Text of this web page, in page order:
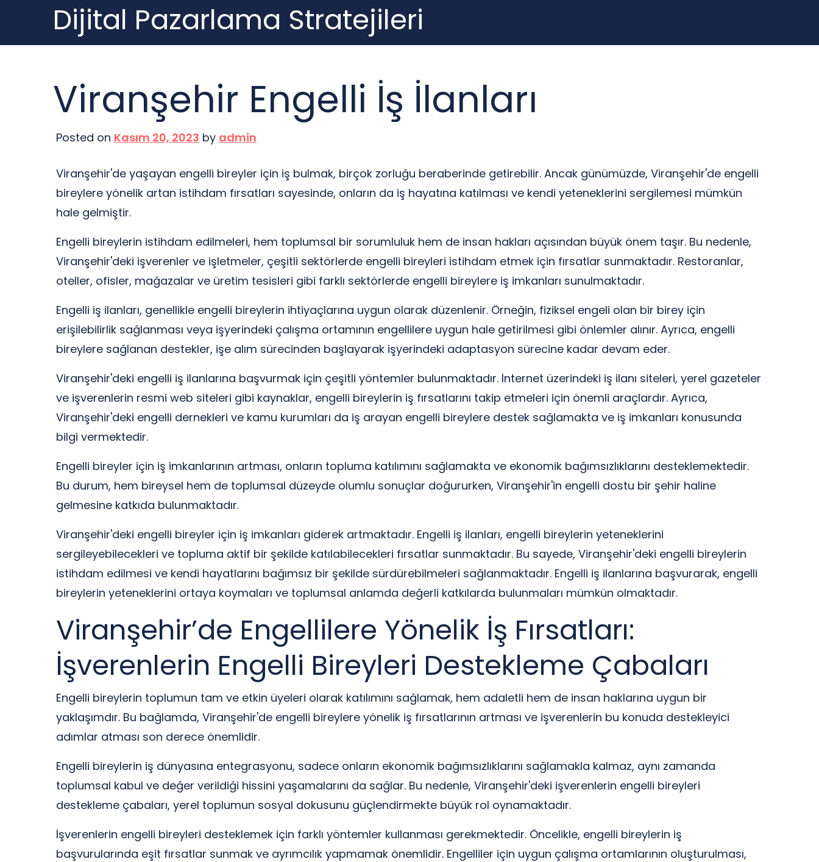
content
Dijital Pazarlama Stratejileri
Viranşehir Engelli İş İlanları
Posted on Kasım 20, 2023 by admin
Viranşehir'de yaşayan engelli bireyler için iş bulmak, birçok zorluğu beraberinde getirebilir. Ancak günümüzde, Viranşehir'de engelli
bireylere yönelik artan istihdam fırsatları sayesinde, onların da iş hayatına katılması ve kendi yeteneklerini sergilemesi mümkün
hale gelmiştir.
Engelli bireylerin istihdam edilmeleri, hem toplumsal bir sorumluluk hem de insan hakları açısından büyük önem taşır. Bu nedenle,
Viranşehir'deki işverenler ve işletmeler, çeşitli sektörlerde engelli bireyleri istihdam etmek için fırsatlar sunmaktadır. Restoranlar,
oteller, ofisler, mağazalar ve üretim tesisleri gibi farklı sektörlerde engelli bireylere iş imkanları sunulmaktadır.
Engelli iş ilanları, genellikle engelli bireylerin ihtiyaçlarına uygun olarak düzenlenir. Örneğin, fiziksel engeli olan bir birey için
erişilebilirlik sağlanması veya işyerindeki çalışma ortamının engellilere uygun hale getirilmesi gibi önlemler alınır. Ayrıca, engelli
bireylere sağlanan destekler, işe alım sürecinden başlayarak işyerindeki adaptasyon sürecine kadar devam eder.
Viranşehir'deki engelli iş ilanlarına başvurmak için çeşitli yöntemler bulunmaktadır. İnternet üzerindeki iş ilanı siteleri, yerel gazeteler
ve işverenlerin resmi web siteleri gibi kaynaklar, engelli bireylerin iş fırsatlarını takip etmeleri için önemli araçlardır. Ayrıca,
Viranşehir'deki engelli dernekleri ve kamu kurumları da iş arayan engelli bireylere destek sağlamakta ve iş imkanları konusunda
bilgi vermektedir.
Engelli bireyler için iş imkanlarının artması, onların topluma katılımını sağlamakta ve ekonomik bağımsızlıklarını desteklemektedir.
Bu durum, hem bireysel hem de toplumsal düzeyde olumlu sonuçlar doğururken, Viranşehir'in engelli dostu bir şehir haline
gelmesine katkıda bulunmaktadır.
Viranşehir'deki engelli bireyler için iş imkanları giderek artmaktadır. Engelli iş ilanları, engelli bireylerin yeteneklerini
sergileyebilecekleri ve topluma aktif bir şekilde katılabilecekleri fırsatlar sunmaktadır. Bu sayede, Viranşehir'deki engelli bireylerin
istihdam edilmesi ve kendi hayatlarını bağımsız bir şekilde sürdürebilmeleri sağlanmaktadır. Engelli iş ilanlarına başvurarak, engelli
bireylerin yeteneklerini ortaya koymaları ve toplumsal anlamda değerli katkılarda bulunmaları mümkün olmaktadır.
Viranşehir’de Engellilere Yönelik İş Fırsatları:
İşverenlerin Engelli Bireyleri Destekleme Çabaları
Engelli bireylerin toplumun tam ve etkin üyeleri olarak katılımını sağlamak, hem adaletli hem de insan haklarına uygun bir
yaklaşımdır. Bu bağlamda, Viranşehir'de engelli bireylere yönelik iş fırsatlarının artması ve işverenlerin bu konuda destekleyici
adımlar atması son derece önemlidir.
Engelli bireylerin iş dünyasına entegrasyonu, sadece onların ekonomik bağımsızlıklarını sağlamakla kalmaz, aynı zamanda
toplumsal kabul ve değer verildiği hissini yaşamalarını da sağlar. Bu nedenle, Viranşehir'deki işverenlerin engelli bireyleri
destekleme çabaları, yerel toplumun sosyal dokusunu güçlendirmekte büyük rol oynamaktadır.
İşverenlerin engelli bireyleri desteklemek için farklı yöntemler kullanması gerekmektedir. Öncelikle, engelli bireylerin iş
başvurularında eşit fırsatlar sunmak ve ayrımcılık yapmamak önemlidir. Engelliler için uygun çalışma ortamlarının oluşturulması,